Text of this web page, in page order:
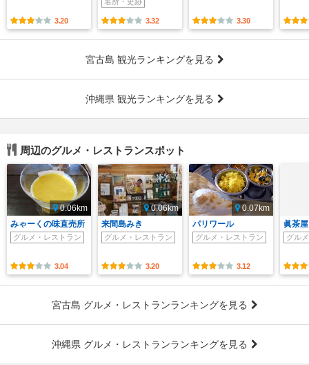
3.20 3.32 3.30
宮古島 観光ランキングを見る
沖縄県 観光ランキングを見る
周辺のグルメ・レストランスポット
0.06km
みゃーくの味直売所
グルメ・レストラン
3.04
0.06km
来間島みき
グルメ・レストラン
3.20
0.07km
パリワール
グルメ・レストラン
3.12
眞茶屋
グル
宮古島 グルメ・レストランランキングを見る
沖縄県 グルメ・レストランランキングを見る